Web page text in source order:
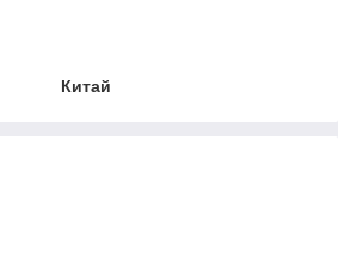
Китай